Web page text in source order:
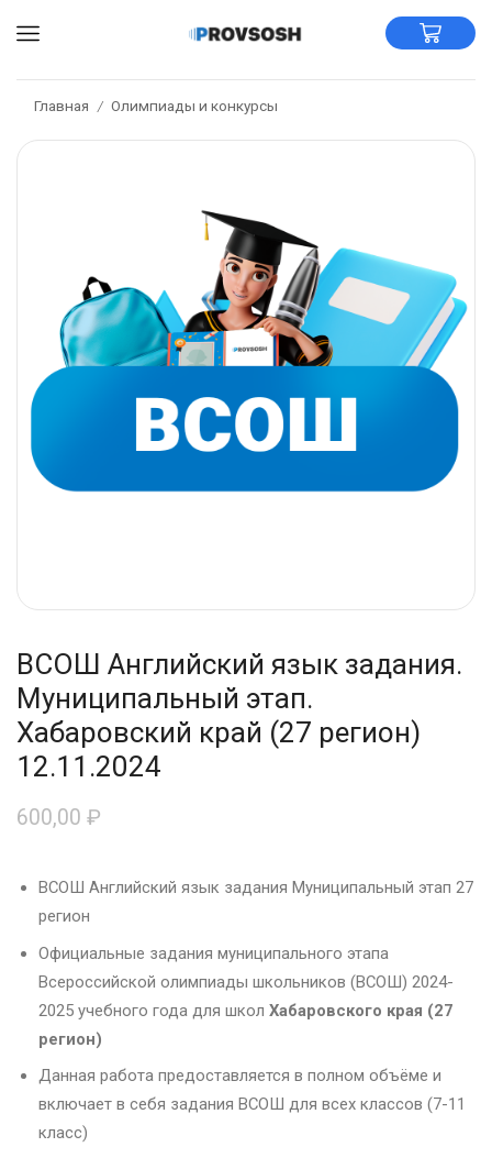
Главная / Олимпиады и конкурсы
ВСОШ Английский язык задания.
Муниципальный этап.
Хабаровский край (27 регион)
12.11.2024
600,00 ₽
ВСОШ Английский язык задания Муниципальный этап 27
регион
Официальные задания муниципального этапа
Всероссийской олимпиады школьников (ВСОШ) 2024-
2025 учебного года для школ Хабаровского края (27
регион)
Данная работа предоставляется в полном объёме и
включает в себя задания ВСОШ для всех классов (7-11
класс)